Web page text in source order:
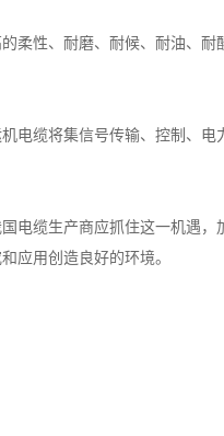
柔性、耐磨、耐候、耐油、
电缆将集信号传输、控制、
电缆生产商应抓住这一机遇
应用创造良好的环境。